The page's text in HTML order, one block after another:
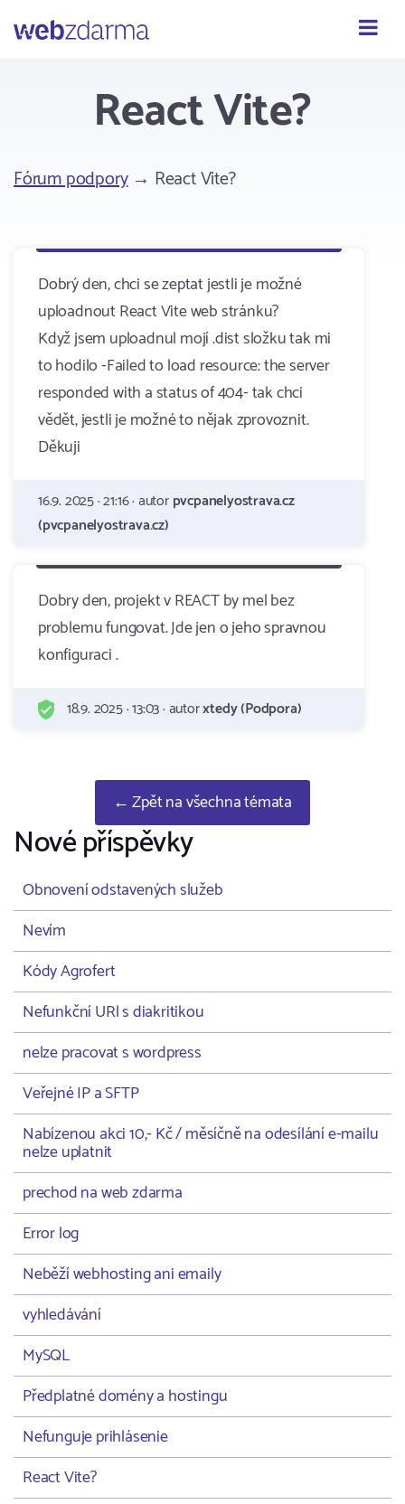
Webzdarma
React Vite?
Fórum podpory→ React Vite?
Dobrý den, chci se zeptat jestli je možné
uploadnout React Vite web stránku?
Když jsem uploadnul mojí .dist složku tak mi
to hodilo -Failed to load resource: the server
responded with a status of 404- tak chci
vědět, jestli je možné to nějak zprovoznit.
Děkuji
16.9. 2025 · 21:16 · autorpvcpanelyostrava.cz
(pvcpanelyostrava.cz)
Dobry den, projekt v REACT by mel bez
problemu fungovat. Jde jen o jeho spravnou
konfiguraci .
18.9. 2025 · 13:03 · autorxtedy (Podpora)
← Zpět na všechna témata
Nové příspěvky
Obnovení odstavených služeb
Nevím
Kódy Agrofert
Nefunkční URl s diakritikou
nelze pracovat s wordpress
Veřejné IP a SFTP
Nabízenou akci 10,- Kč / měsíčně na odesílání e-mailu
nelze uplatnit
prechod na web zdarma
Error log
Neběží webhosting ani emaily
vyhledávání
MySQL
Předplatné domény a hostingu
Nefunguje prihlásenie
React Vite?